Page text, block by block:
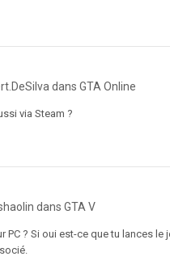
dans GTA Online
via Steam ?
dans GTA V
PC ? Si oui est-ce que tu lances